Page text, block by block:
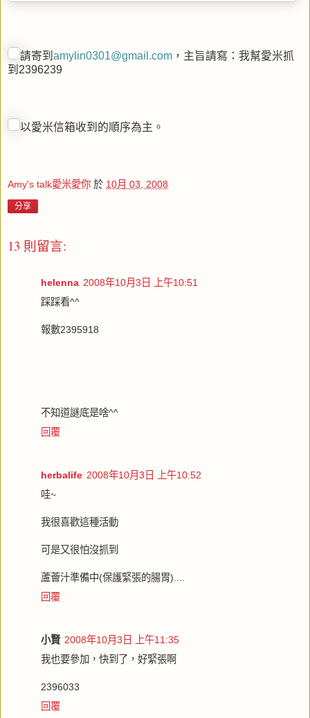
請寄到 amylin0301@gmail.com ，主旨請寫：我幫愛米抓
到2396239
以愛米信箱收到的順序為主。
Amy's talk愛米愛你 於 10月 03, 2008
分享
13 則留言:
helenna 2008年10月3日 上午10:51
踩踩看^^
報數2395918
不知道謎底是啥^^
回覆
herbalife 2008年10月3日 上午10:52
哇~
我很喜歡這種活動
可是又很怕沒抓到
蘆薈汁準備中(保護緊張的腸胃)....
回覆
小賢 2008年10月3日 上午11:35
我也要參加，快到了，好緊張啊
2396033
回覆